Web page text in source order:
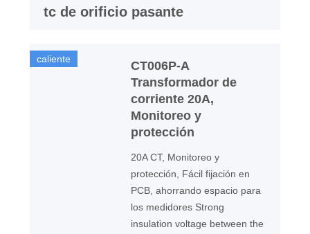
tc de orificio pasante
caliente
CT006P-A
Transformador de
corriente 20A,
Monitoreo y
protección
20A CT, Monitoreo y
protección, Fácil fijación en
PCB, ahorrando espacio para
los medidores Strong
insulation voltage between the